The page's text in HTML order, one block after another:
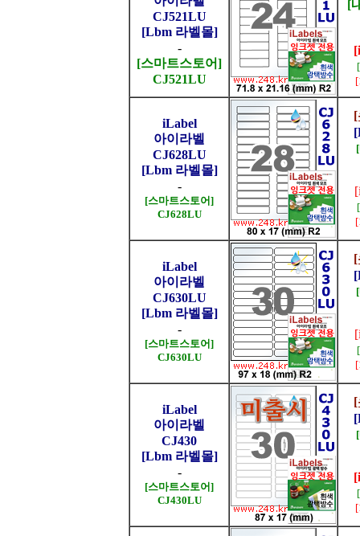
CJ521LU
[Lbm 라벨몰]
-
[스마트스토어]
CJ521LU
[
iLabel
아이라벨
CJ628LU
[Lbm 라벨몰]
-
[스마트스토어]
CJ628LU
[
iLabel
아이라벨
CJ630LU
[Lbm 라벨몰]
-
[스마트스토어]
CJ630LU
[
iLabel
아이라벨
CJ430
[Lbm 라벨몰]
-
[스마트스토어]
CJ430LU
[